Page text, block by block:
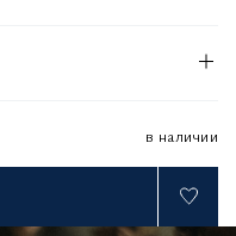
в наличии